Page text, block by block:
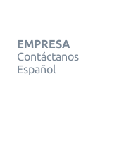
EMPRESA
Contáctanos
Español